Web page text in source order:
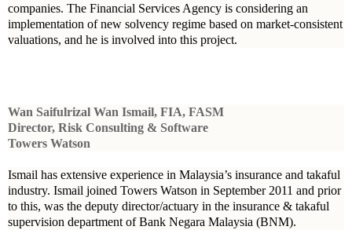
companies. The Financial Services Agency is considering an
implementation of new solvency regime based on market-consistent
valuations, and he is involved into this project.
Wan Saifulrizal Wan Ismail, FIA, FASM
Director, Risk Consulting & Software
Towers Watson
Ismail has extensive experience in Malaysia’s insurance and takaful
industry. Ismail joined Towers Watson in September 2011 and prior
to this, was the deputy director/actuary in the insurance & takaful
supervision department of Bank Negara Malaysia (BNM).